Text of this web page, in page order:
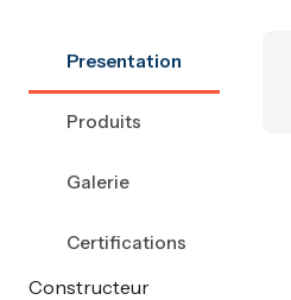
Presentation
Produits
Galerie
Certifications
Constructeur